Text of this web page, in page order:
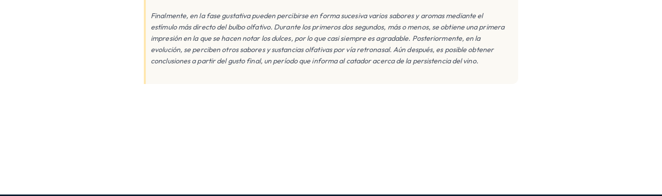
Finalmente, en la fase gustativa pueden percibirse en forma sucesiva varios sabores y aromas mediante el
estímulo más directo del bulbo olfativo. Durante los primeros dos segundos, más o menos, se obtiene una primera
impresión en la que se hacen notar los dulces, por lo que casi siempre es agradable. Posteriormente, en la
evolución, se perciben otros sabores y sustancias olfativas por vía retronasal. Aún después, es posible obtener
conclusiones a partir del gusto final, un período que informa al catador acerca de la persistencia del vino.